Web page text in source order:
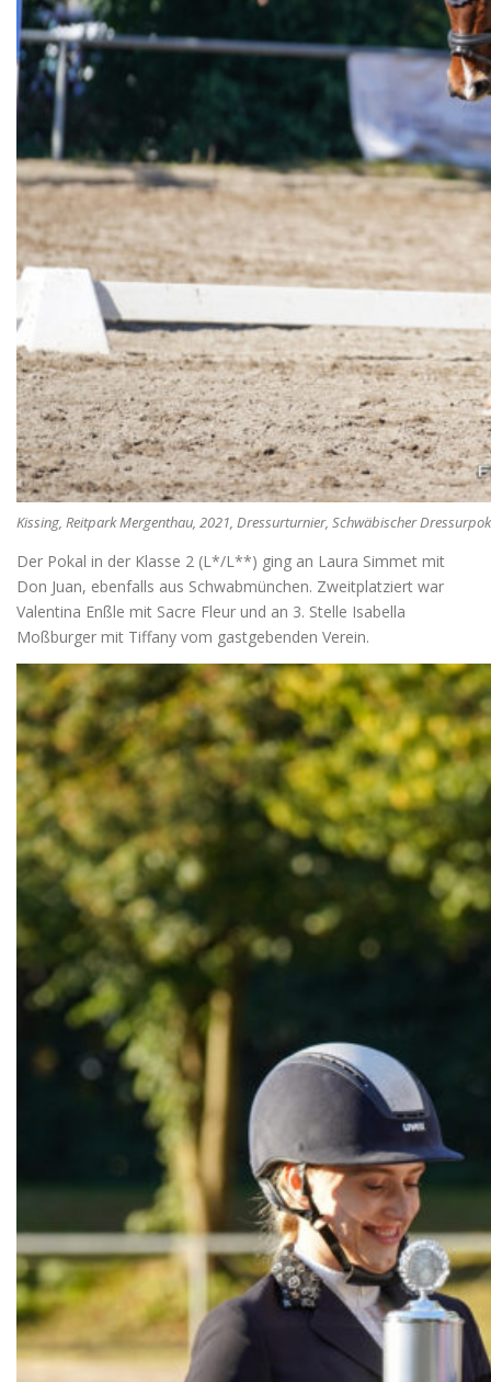
Kissing, Reitpark Mergenthau, 2021, Dressurturnier, Schwäbischer
Der Pokal in der Klasse 2 (L*/L**) ging an Laura Simmet mit
Don Juan, ebenfalls aus Schwabmünchen. Zweitplatziert war
Valentina Enßle mit Sacre Fleur und an 3. Stelle Isabella
Moßburger mit Tiffany vom gastgebenden Verein.